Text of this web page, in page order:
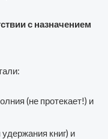
с назначением
(не протекает!) и
книг) и